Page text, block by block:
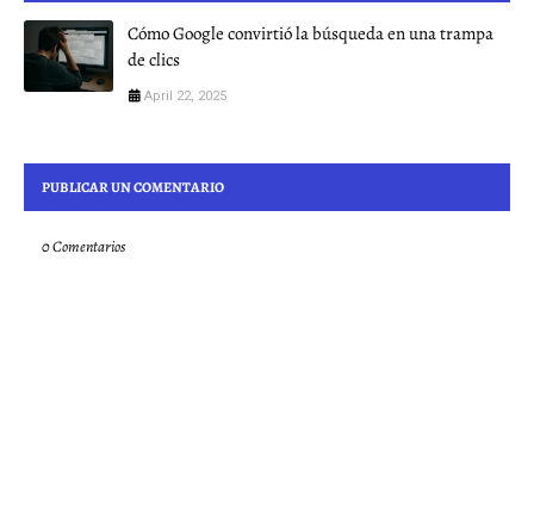
Cómo Google convirtió la búsqueda en una trampa
de clics
April 22, 2025
PUBLICAR UN COMENTARIO
0 Comentarios